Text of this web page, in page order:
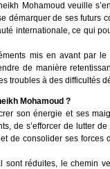
Mohamoud veuille
démarquer de ses futurs
internationale, ce qui
mis en avant par
de manière
troubles à des difficultés
Mohamoud ?
son énergie et ses
de s’efforcer de lutter
de consolider ses
sont réduites, le chemin